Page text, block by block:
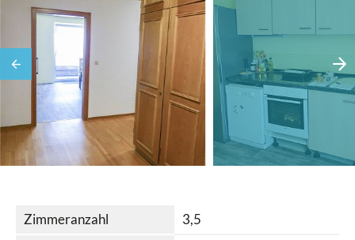
Zimmeranzahl
3,5